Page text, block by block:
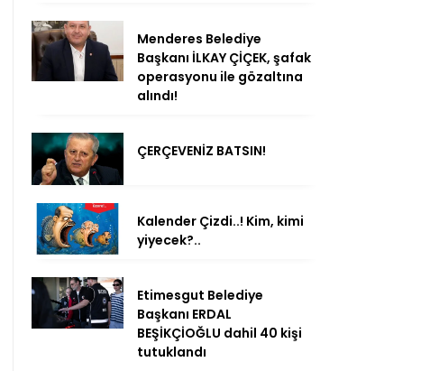
Menderes Belediye
Başkanı İLKAY ÇİÇEK, şafak
operasyonu ile gözaltına
alındı!
ÇERÇEVENİZ BATSIN!
Kalender Çizdi..! Kim, kimi
yiyecek?..
Etimesgut Belediye
Başkanı ERDAL
BEŞİKÇİOĞLU dahil 40 kişi
tutuklandı